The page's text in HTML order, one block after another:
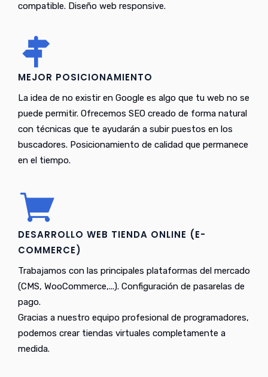
compatible. Diseño web responsive.
MEJOR POSICIONAMIENTO
La idea de no existir en Google es algo que tu web no se
puede permitir. Ofrecemos SEO creado de forma natural
con técnicas que te ayudarán a subir puestos en los
buscadores. Posicionamiento de calidad que permanece
en el tiempo.
DESARROLLO WEB TIENDA ONLINE (E-
COMMERCE)
Trabajamos con las principales plataformas del mercado
(CMS, WooCommerce,...). Configuración de pasarelas de
pago.
Gracias a nuestro equipo profesional de programadores,
podemos crear tiendas virtuales completamente a
medida.